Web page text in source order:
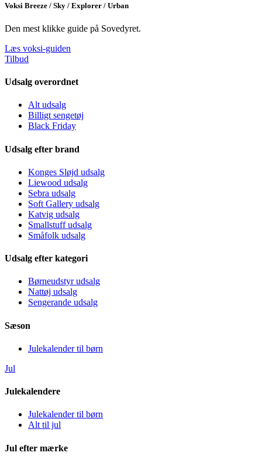
Voksi Breeze / Sky / Explorer / Urban
Den mest klikke guide på Sovedyret.
Læs voksi-guiden
Tilbud
Udsalg overordnet
Alt udsalg
Billigt sengetøj
Black Friday
Udsalg efter brand
Konges Sløjd udsalg
Liewood udsalg
Sebra udsalg
Soft Gallery udsalg
Katvig udsalg
Smallstuff udsalg
Småfolk udsalg
Udsalg efter kategori
Børneudstyr udsalg
Nattøj udsalg
Sengerande udsalg
Sæson
Julekalender til børn
Jul
Julekalendere
Julekalender til børn
Alt til jul
Jul efter mærke